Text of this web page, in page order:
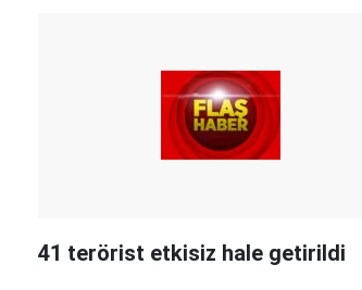
41 terörist etkisiz hale getirildi